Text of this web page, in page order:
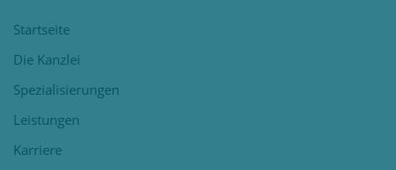
Navigation
Startseite
Die Kanzlei
Spezialisierungen
Leistungen
Karriere